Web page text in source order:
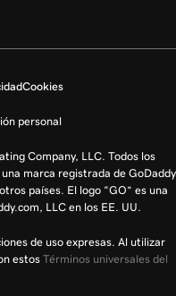
Cookies
personal
Company, LLC. Todos los
marca registrada de GoDaddy
países. El logo “GO” es una
LLC en los EE. UU.
de uso expresas. Al utilizar
estos Términos universales del